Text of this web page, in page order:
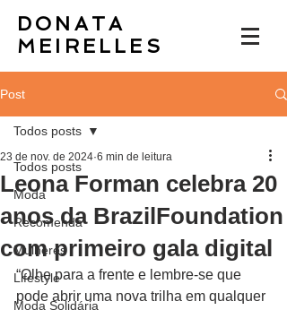
DONATA
MEIRELLES
Post
Todos posts
Moda
Recomenda
Mulheres
Lifestyle
Moda Solidária
Todos posts
Leona Forman celebra 20
anos da BrazilFoundation
com primeiro gala digital
23 de nov. de 2024 6 min de leitura
“Olhe para a frente e lembre-se que
pode abrir uma nova trilha em qualquer